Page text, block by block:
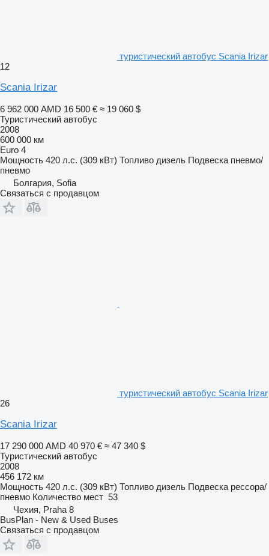
туристический автобус Scania Irizar
12
Scania Irizar
6 962 000 AMD 16 500 € ≈ 19 060 $
Туристический автобус
2008
600 000 км
Euro 4
Мощность 420 л.с. (309 кВт) Топливо дизель Подвеска пневмо/
пневмо
Болгария, Sofia
Связаться с продавцом
туристический автобус Scania Irizar
26
Scania Irizar
17 290 000 AMD 40 970 € ≈ 47 340 $
Туристический автобус
2008
456 172 км
Мощность 420 л.с. (309 кВт) Топливо дизель Подвеска рессора/
пневмо Количество мест 53
Чехия, Praha 8
BusPlan - New & Used Buses
Связаться с продавцом